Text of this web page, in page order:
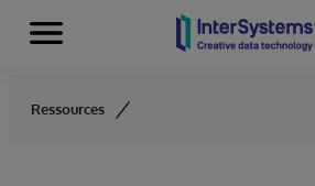
Skip to content
Menu
Ressources